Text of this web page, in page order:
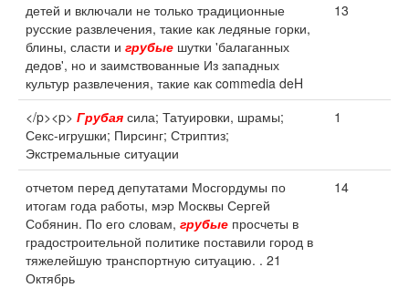
детей и включали не только традиционные
русские развлечения, такие как ледяные горки,
блины, сласти и грубые шутки 'балаганных
дедов', но и заимствованные Из западных
культур развлечения, такие как commedia deH
13
</p><p> Грубая сила; Татуировки, шрамы;
Секс-игрушки; Пирсинг; Стриптиз;
Экстремальные ситуации
1
отчетом перед депутатами Мосгордумы по
итогам года работы, мэр Москвы Сергей
Собянин. По его словам, грубые просчеты в
градостроительной политике поставили город в
тяжелейшую транспортную ситуацию. . 21
Октябрь
14